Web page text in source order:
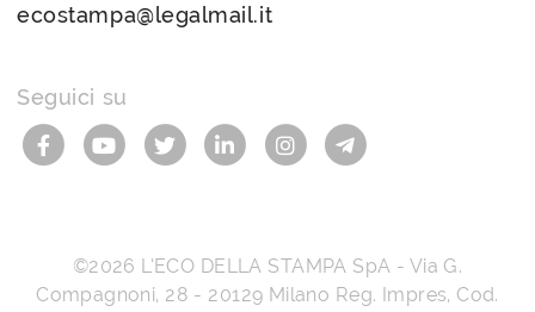
ecostampa@legalmail.it
Seguici su
©2026 L’ECO DELLA STAMPA SpA - Via G.
Compagnoni, 28 - 20129 Milano Reg. Impres, Cod.